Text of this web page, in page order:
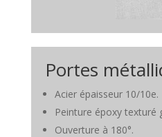
Portes
Acier épaisseur 10/10e.
Peinture époxy texturé
Ouverture à 180°.